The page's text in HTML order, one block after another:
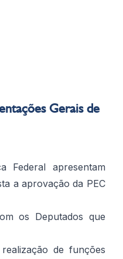
Gerais de
Federal apresentam
a aprovação da PEC
os Deputados que
de funções